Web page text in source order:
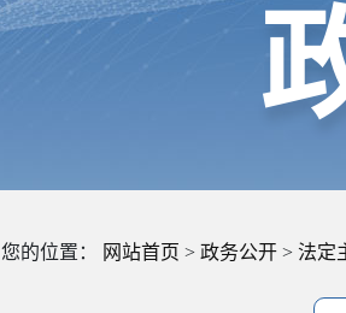
您的位置： 网站首页 > 政务公开 > 法定